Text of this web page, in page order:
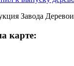
Завода
карте: